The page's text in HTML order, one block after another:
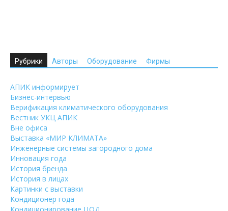
Рубрики Авторы Оборудование Фирмы
АПИК информирует
Бизнес-интервью
Верификация климатического оборудования
Вестник УКЦ АПИК
Вне офиса
Выставка «МИР КЛИМАТА»
Инженерные системы загородного дома
Инновация года
История бренда
История в лицах
Картинки с выставки
Кондиционер года